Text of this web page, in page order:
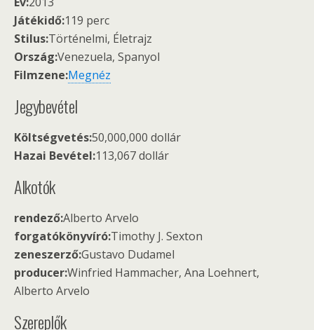
Játékidő:119 perc
Stilus:Történelmi, Életrajz
Ország:Venezuela, Spanyol
Filmzene:Megnéz
Jegybevétel
Költségvetés:50,000,000 dollár
Hazai Bevétel:113,067 dollár
Alkotók
rendező:Alberto Arvelo
forgatókönyvíró:Timothy J. Sexton
zeneszerző:Gustavo Dudamel
producer:Winfried Hammacher, Ana Loehnert,
Alberto Arvelo
Szereplők